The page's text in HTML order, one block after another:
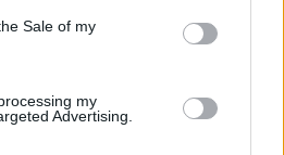
Sale of my
my
Advertising.
Ιρανοί
με την Ουάσιγκτον